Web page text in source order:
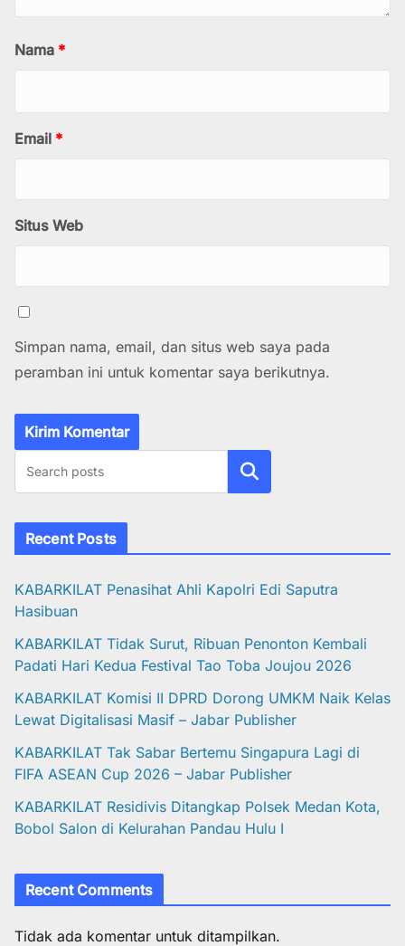
Nama *
Email *
Situs Web
Simpan nama, email, dan situs web saya pada
peramban ini untuk komentar saya berikutnya.
Cari
Recent Posts
KABARKILAT Penasihat Ahli Kapolri Edi Saputra
Hasibuan
KABARKILAT Tidak Surut, Ribuan Penonton Kembali
Padati Hari Kedua Festival Tao Toba Joujou 2026
KABARKILAT Komisi II DPRD Dorong UMKM Naik Kelas
Lewat Digitalisasi Masif – Jabar Publisher
KABARKILAT Tak Sabar Bertemu Singapura Lagi di
FIFA ASEAN Cup 2026 – Jabar Publisher
KABARKILAT Residivis Ditangkap Polsek Medan Kota,
Bobol Salon di Kelurahan Pandau Hulu I
Recent Comments
Tidak ada komentar untuk ditampilkan.